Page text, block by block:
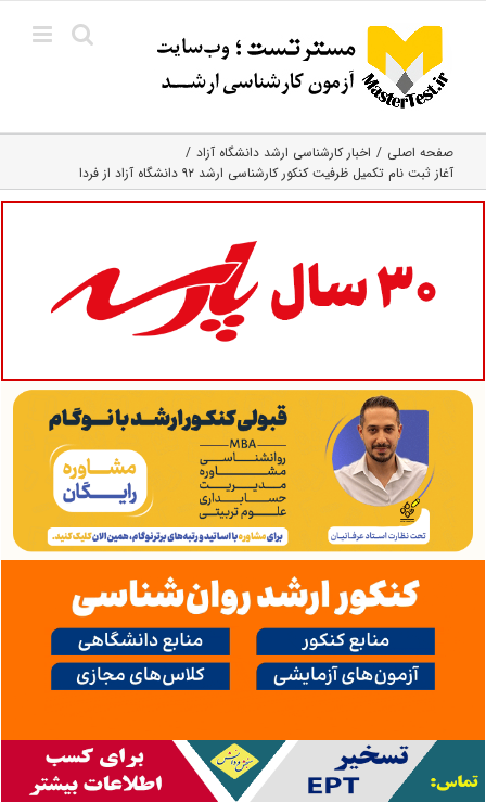
content
صفحه اصلی
اخبار کارشناسی ارشد دانشگاه آزاد
آغاز ثبت نام تکمیل ظرفیت کنکور کارشناسی ارشد ۹۲ دانشگاه آزاد از فردا